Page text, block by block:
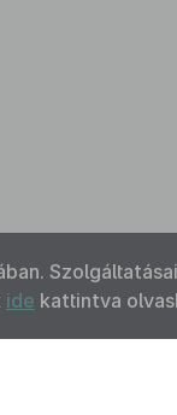
ide kattintva